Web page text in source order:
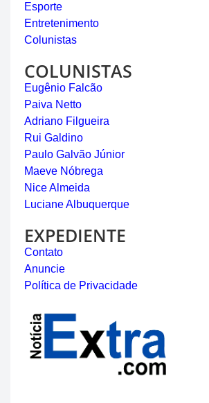
Esporte
Entretenimento
Colunistas
COLUNISTAS
Eugênio Falcão
Paiva Netto
Adriano Filgueira
Rui Galdino
Paulo Galvão Júnior
Maeve Nóbrega
Nice Almeida
Luciane Albuquerque
EXPEDIENTE
Contato
Anuncie
Política de Privacidade